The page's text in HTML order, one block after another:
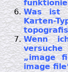
Was ist
Wenn
„image
image